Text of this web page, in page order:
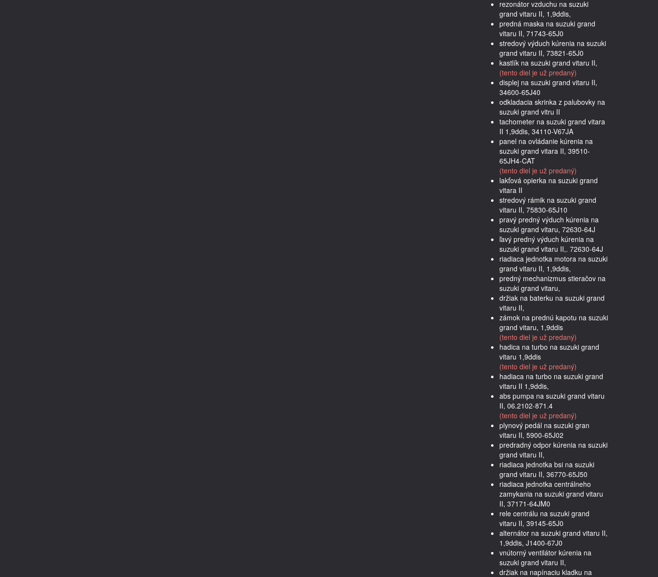
rezonátor vzduchu na suzuki
grand vitaru II, 1,9ddis,
predná maska na suzuki grand
vitaru II, 71743-65J0
stredový výduch kúrenia na suzuki
grand vitaru II, 73821-65J0
kastlík na suzuki grand vitaru II,
(tento diel je už predaný)
displej na suzuki grand vitaru II,
34600-65J40
odkladacia skrinka z palubovky na
suzuki grand vitru II
tachometer na suzuki grand vitara
II 1,9ddis, 34110-V67JA
panel na ovládanie kúrenia na
suzuki grand vitara II, 39510-
65JH4-CAT
(tento diel je už predaný)
lakťová opierka na suzuki grand
vitara II
stredový rámik na suzuki grand
vitaru II, 75830-65J10
pravý predný výduch kúrenia na
suzuki grand vitaru, 72630-64J
ľavý predný výduch kúrenia na
suzuki grand vitaru II,. 72630-64J
riadiaca jednotka motora na suzuki
grand vitaru II, 1,9ddis,
predný mechanizmus stieračov na
suzuki grand vitaru,
držiak na baterku na suzuki grand
vitaru II,
zámok na prednú kapotu na suzuki
grand vitaru, 1,9ddis
(tento diel je už predaný)
hadica na turbo na suzuki grand
vitaru 1,9ddis
(tento diel je už predaný)
hadiaca na turbo na suzuki grand
vitaru II 1,9ddis,
abs pumpa na suzuki grand vitaru
II, 06.2102-871.4
(tento diel je už predaný)
plynový pedál na suzuki gran
vitaru II, 5900-65J02
predradný odpor kúrenia na suzuki
grand vitaru II,
riadiaca jednotka bsi na suzuki
grand vitaru II, 36770-65J50
riadiaca jednotka centrálneho
zamykania na suzuki grand vitaru
II, 37171-64JM0
rele centrálu na suzuki grand
vitaru II, 39145-65J0
alternátor na suzuki grand vitaru II,
1,9ddis, J1400-67J0
vnútorný ventilátor kúrenia na
suzuki grand vitaru II,
držiak na napínaciu kladku na